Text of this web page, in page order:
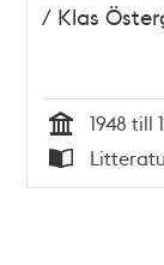
/ Klas
Tid
1948 till
Typ